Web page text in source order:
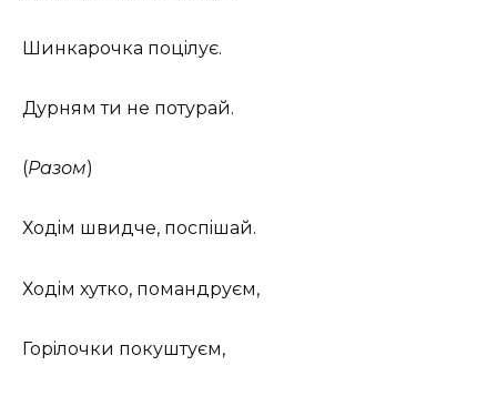
Шинкарочка поцiлує.
Дурням ти не потурай.
(Разом)
Ходiм швидче, поспiшай.
Ходiм хутко, помандруєм,
Горiлочки покуштуєм,